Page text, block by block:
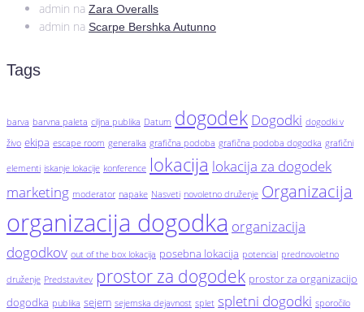
admin na Zara Overalls
admin na Scarpe Bershka Autunno
Tags
barva barvna paleta ciljna publika Datum dogodek Dogodki dogodki v
živo ekipa escape room generalka grafična podoba grafična podoba dogodka grafični
elementi iskanje lokacije konference lokacija lokacija za dogodek
marketing moderator napake Nasveti novoletno druženje Organizacija
organizacija dogodka organizacija
dogodkov out of the box lokacija posebna lokacija potencial prednovoletno
druženje Predstavitev prostor za dogodek prostor za organizacijo
dogodka publika sejem sejemska dejavnost splet spletni dogodki sporočilo